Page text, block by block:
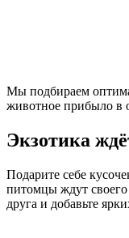
Мы подбираем
животное прибыло в
Экзотика
Подарите себе
питомцы ждут своего
друга и добавьте